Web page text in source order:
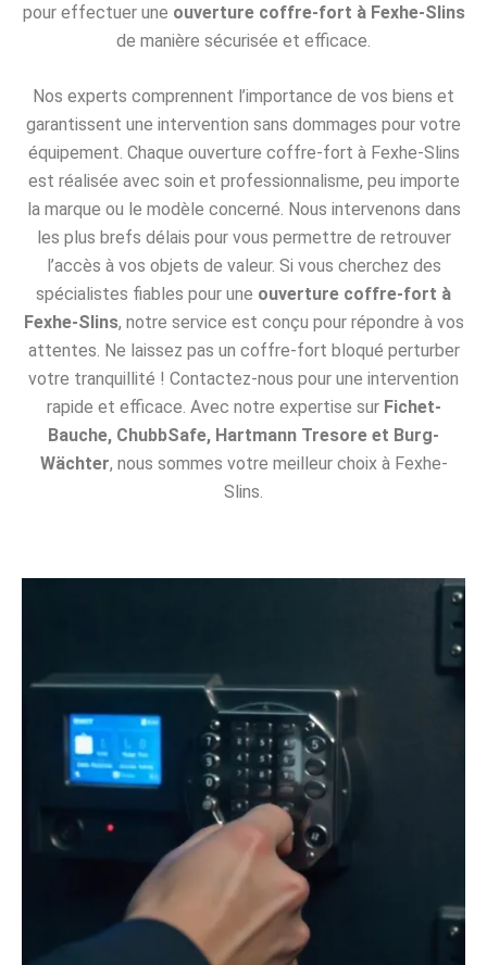
pour effectuer une ouverture coffre-fort à Fexhe-Slins
de manière sécurisée et efficace.
Nos experts comprennent l’importance de vos biens et
garantissent une intervention sans dommages pour votre
équipement. Chaque ouverture coffre-fort à Fexhe-Slins
est réalisée avec soin et professionnalisme, peu importe
la marque ou le modèle concerné. Nous intervenons dans
les plus brefs délais pour vous permettre de retrouver
l’accès à vos objets de valeur. Si vous cherchez des
spécialistes fiables pour une ouverture coffre-fort à
Fexhe-Slins, notre service est conçu pour répondre à vos
attentes. Ne laissez pas un coffre-fort bloqué perturber
votre tranquillité ! Contactez-nous pour une intervention
rapide et efficace. Avec notre expertise sur Fichet-
Bauche, ChubbSafe, Hartmann Tresore et Burg-
Wächter, nous sommes votre meilleur choix à Fexhe-
Slins.